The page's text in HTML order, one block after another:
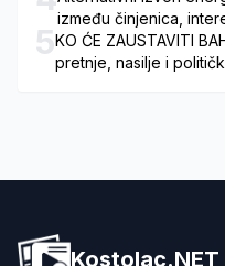
između činjenica,
5KO ĆE ZAUSTAVITI
pretnje, nasilje i
Kostolac.NET